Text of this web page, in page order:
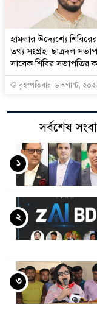
হামলার উদ্যেশ্যে
তথ্য সংগ্রহ, ছাত্রদল
সাবেক শিবির সভাপতির
বৃহস্পতিবার, ৬ অগাস্ট,
সর্বশেষ
১
২
৩